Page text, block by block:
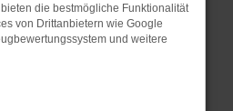
zum Beispiel
wie Werbeblocker,
bestimmter Seiten
die bestmögliche Funktionalität
von Drittanbietern wie Google
und weitere